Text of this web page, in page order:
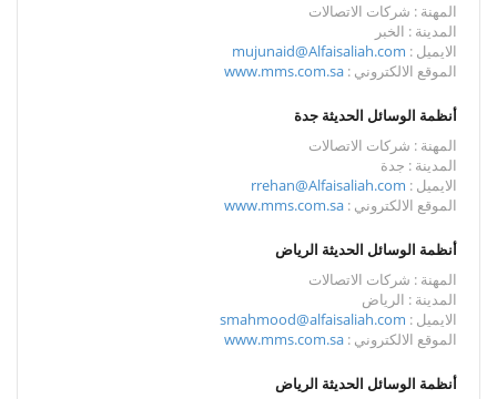
المهنة : شركات الاتصالات
المدينة : الخبر
الايميل : mujunaid@Alfaisaliah.com
الموقع الالكتروني : www.mms.com.sa
أنظمة الوسائل الحديثة جدة
المهنة : شركات الاتصالات
المدينة : جدة
الايميل : rrehan@Alfaisaliah.com
الموقع الالكتروني : www.mms.com.sa
أنظمة الوسائل الحديثة الرياض
المهنة : شركات الاتصالات
المدينة : الرياض
الايميل : smahmood@alfaisaliah.com
الموقع الالكتروني : www.mms.com.sa
أنظمة الوسائل الحديثة الرياض